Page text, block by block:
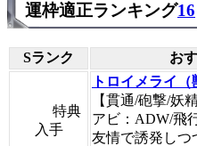
運枠適正ランキング16
Sランク お
特典
入手
トロイメライ（
【貫通/砲撃/妖精
アビ：ADW/飛
友情で誘発しつ